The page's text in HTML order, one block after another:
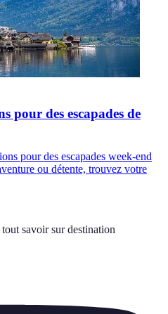
pour des escapades de
pour des escapades week-end
ou détente, trouvez votre
savoir sur destination